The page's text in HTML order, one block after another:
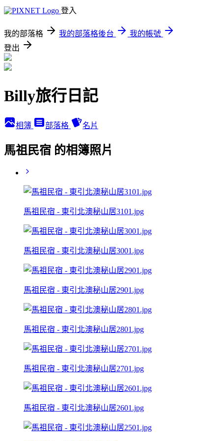
登入
我的部落格 我的部落格後台
我的帳號
登出
Billy旅行日記
相簿 部落格 名片
馬祖民宿 的相簿照片
馬祖民宿 - 東引北澳秘山居3101.jpg
馬祖民宿 - 東引北澳秘山居3001.jpg
馬祖民宿 - 東引北澳秘山居2901.jpg
馬祖民宿 - 東引北澳秘山居2801.jpg
馬祖民宿 - 東引北澳秘山居2701.jpg
馬祖民宿 - 東引北澳秘山居2601.jpg